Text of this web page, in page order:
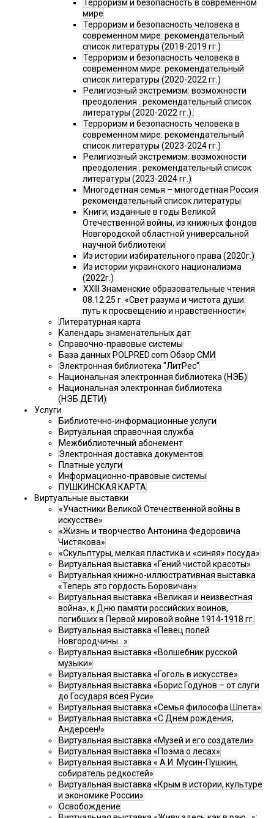
Терроризм и безопасность в современном
мире
Терроризм и безопасность человека в
современном мире: рекомендательный
список литературы (2018-2019 гг.)
Терроризм и безопасность человека в
современном мире: рекомендательный
список литературы (2020-2022 гг.)
Религиозный экстремизм: возможности
преодоления : рекомендательный список
литературы (2020-2022 гг.).
Терроризм и безопасность человека в
современном мире: рекомендательный
список литературы (2023-2024 гг.)
Религиозный экстремизм: возможности
преодоления : рекомендательный список
литературы (2023-2024 гг.)
Многодетная семья – многодетная Россия
рекомендательный список литературы
Книги, изданные в годы Великой
Отечественной войны, из книжных фондов
Новгородской областной универсальной
научной библиотеки
Из истории избирательного права (2020г.)
Из истории украинского национализма
(2022г.)
XXIII Знаменские образовательные чтения
08.12.25 г. «Свет разума и чистота души:
путь к просвещению и нравственности»
Литературная карта
Календарь знаменательных дат
Справочно-правовые системы
База данных POLPRED.com Обзор СМИ
Электронная библиотека "ЛитРес"
Национальная электронная библиотека (НЭБ)
Национальная электронная библиотека
(НЭБ.ДЕТИ)
Услуги
Библиотечно-информационные услуги
Виртуальная справочная служба
Межбиблиотечный абонемент
Электронная доставка документов
Платные услуги
Информационно-правовые системы
ПУШКИНСКАЯ КАРТА
Виртуальные выставки
«Участники Великой Отечественной войны в
искусстве»
«Жизнь и творчество Антонина Федоровича
Чистякова»
«Скульптуры, мелкая пластика и «синяя» посуда»
Виртуальная выставка «Гений чистой красоты»
Виртуальная книжно-иллюстративная выставка
«Теперь это гордость Боровичан»
Виртуальная выставка «Великая и неизвестная
война», к Дню памяти российских воинов,
погибших в Первой мировой войне 1914-1918 гг.
Виртуальная выставка «Певец полей
Новгородчины…»
Виртуальная выставка «Волшебник русской
музыки»
Виртуальная выставка «Гоголь в искусстве»
Виртуальная выставка «Борис Годунов – от слуги
до Государя всея Руси»
Виртуальная выставка «Семья философа Шпета»
Виртуальная выставка «С Днём рождения,
Андерсен!»
Виртуальная выставка «Музей и его создатели»
Виртуальная выставка «Поэма о лесах»
Виртуальная выставка « А.И. Мусин-Пушкин,
собиратель редкостей»
Виртуальная выставка «Крым в истории, культуре
и экономике России»
Освобождение